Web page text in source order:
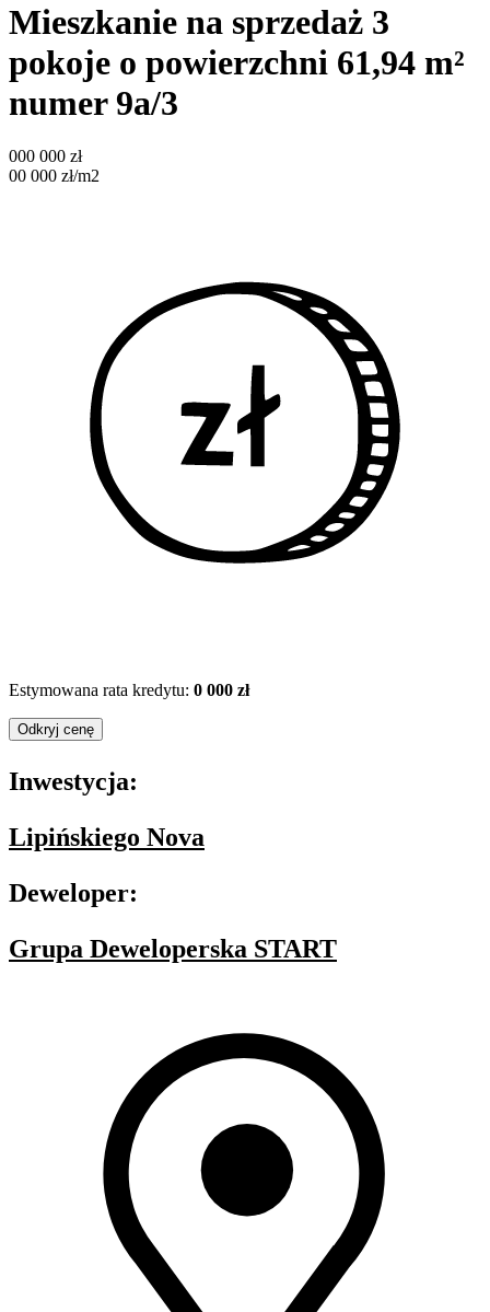
Mieszkanie na sprzedaż 3
pokoje o powierzchni 61,94 m²
numer 9a/3
000 000 zł
00 000 zł/m2
Estymowana rata kredytu: 0 000 zł
Odkryj cenę
Inwestycja:
Lipińskiego Nova
Deweloper:
Grupa Deweloperska START